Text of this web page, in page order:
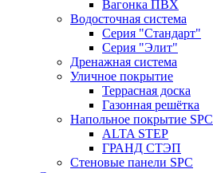
Вагонка ПВХ
Водосточная система
Серия "Стандарт"
Серия "Элит"
Дренажная система
Уличное покрытие
Террасная доска
Газонная решётка
Напольное покрытие SPC
ALTA STEP
ГРАНД СТЭП
Стеновые панели SPC